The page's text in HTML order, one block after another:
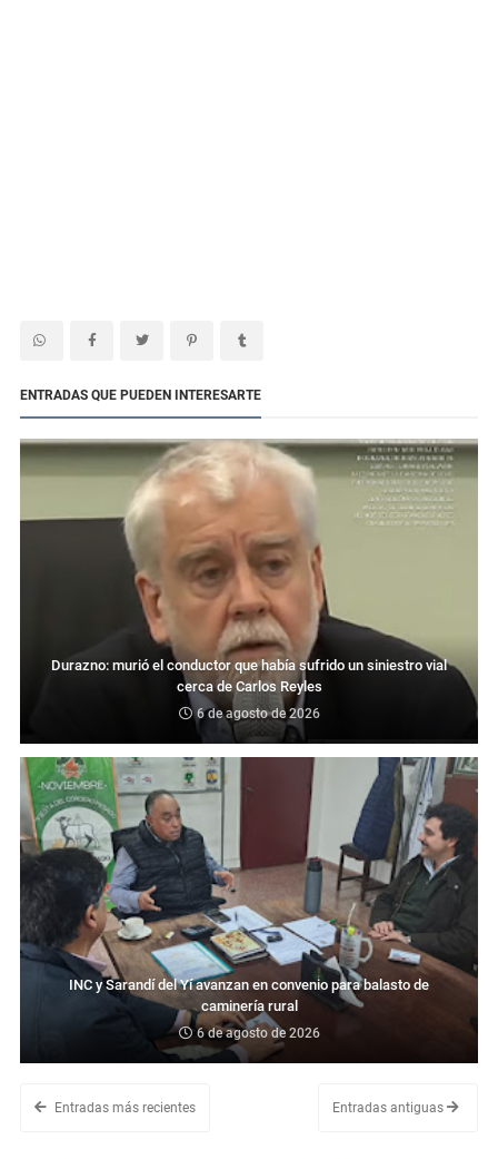
ENTRADAS QUE PUEDEN INTERESARTE
Durazno: murió el conductor que había sufrido un siniestro vial
cerca de Carlos Reyles
6 de agosto de 2026
INC y Sarandí del Yí avanzan en convenio para balasto de
caminería rural
6 de agosto de 2026
Entradas más recientes Entradas antiguas